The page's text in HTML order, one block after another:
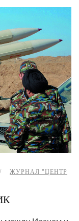
ЖУРНАЛ "ЦЕНТР